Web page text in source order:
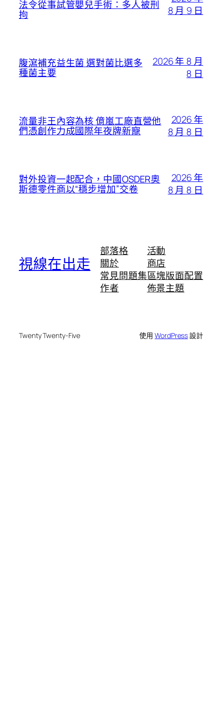
法令從事試管嬰兒手術：多人被刑
拘
8 月 9 日
腹瀉補充益生菌 選對菌比選多
種菌主要
2026 年 8 月
8 日
流量非王內容為核 億嵐工廠直營他
們憑創作力成國際年夜牌新寵
2026 年
8 月 8 日
對外投資一起配合，中國OSDER奧
斯德零件商以“穩步增加”交卷
2026 年
8 月 8 日
視線在出走
部落格
關於
常見問題集
作者
活動
商店
區塊版面配置
佈景主題
Twenty Twenty-Five 使用WordPress設計